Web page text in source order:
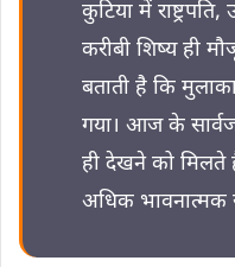
कुटिया में
करीबी शिष्य ही
बताती है कि
गया। आज के
ही देखने को मिलते
अधिक भावनात्मक